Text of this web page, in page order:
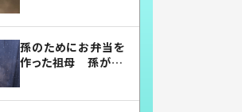
孫のためにお弁当を
作った祖母 孫が絶